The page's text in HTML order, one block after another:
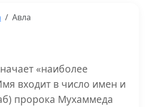
Авла
«наиболее
входит в число имен и
пророка Мухаммеда